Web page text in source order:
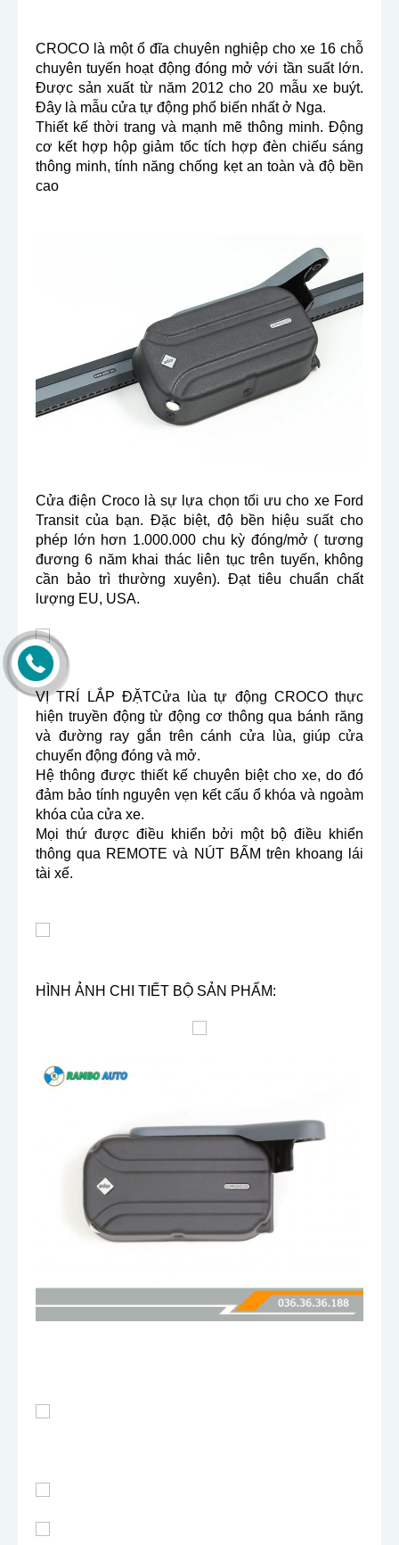
CROCO là một ổ đĩa chuyên nghiệp cho xe 16 chỗ
chuyên tuyến hoạt động đóng mở với tần suất lớn.
Được sản xuất từ ​​năm 2012 cho 20 mẫu xe buýt.
Đây là mẫu cửa tự động phổ biến nhất ở Nga.
Thiết kế thời trang và mạnh mẽ thông minh. Động
cơ kết hợp hộp giảm tốc tích hợp đèn chiếu sáng
thông minh, tính năng chống kẹt an toàn và độ bền
cao
Cửa điện Croco là sự lựa chọn tối ưu cho xe Ford
Transit của bạn. Đặc biệt, độ bền hiệu suất cho
phép lớn hơn 1.000.000 chu kỳ đóng/mở ( tương
đương 6 năm khai thác liên tục trên tuyến, không
cần bảo trì thường xuyên). Đạt tiêu chuẩn chất
lượng EU, USA.
VỊ TRÍ LẮP ĐẶTCửa lùa tự động CROCO thực
hiện truyền động từ động cơ thông qua bánh răng
và đường ray gắn trên cánh cửa lùa, giúp cửa
chuyển động đóng và mở.
Hệ thông được thiết kế chuyên biệt cho xe, do đó
đảm bảo tính nguyên vẹn kết cấu ổ khóa và ngoàm
khóa của cửa xe.
Mọi thứ được điều khiển bởi một bộ điều khiển
thông qua REMOTE và NÚT BẤM trên khoang lái
tài xế.
HÌNH ẢNH CHI TIẾT BỘ SẢN PHẨM: